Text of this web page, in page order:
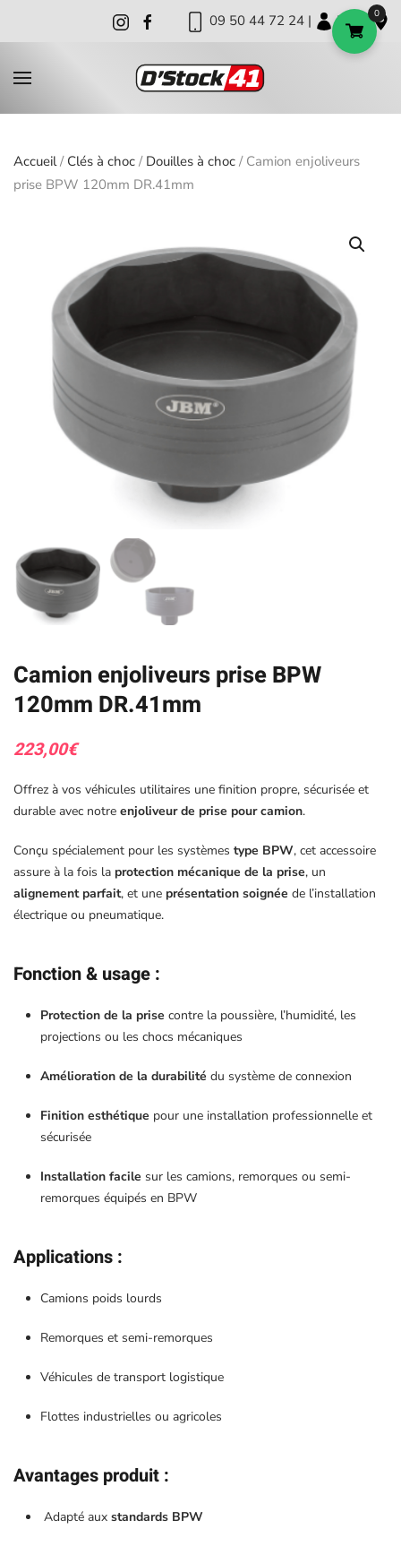
09 50 44 72 24 | | |
Accueil/ Clés à choc / Douilles à choc / Camion enjoliveurs
prise BPW 120mm DR.41mm
Camion enjoliveurs prise BPW
120mm DR.41mm
223,00€
Offrez à vos véhicules utilitaires une finition propre, sécurisée et
durable avec notre enjoliveur de prise pour camion.
Conçu spécialement pour les systèmes type BPW, cet accessoire
assure à la fois la protection mécanique de la prise, un
alignement parfait, et une présentation soignée de l’installation
électrique ou pneumatique.
Fonction & usage :
Protection de la prise contre la poussière, l’humidité, les
projections ou les chocs mécaniques
Amélioration de la durabilité du système de connexion
Finition esthétique pour une installation professionnelle et
sécurisée
Installation facile sur les camions, remorques ou semi-
remorques équipés en BPW
Applications :
Camions poids lourds
Remorques et semi-remorques
Véhicules de transport logistique
Flottes industrielles ou agricoles
Avantages produit :
Adapté aux standards BPW
0